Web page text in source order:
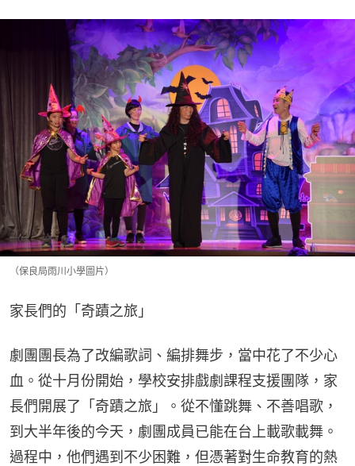
（保良局雨川小學圖片）
家長們的「奇蹟之旅」
劇團團長為了改編歌詞、編排舞步，當中花了不少心
血。從十月份開始，學校安排戲劇課程支援團隊，家
長們開展了「奇蹟之旅」。從不懂跳舞、不善唱歌，
到大半年後的今天，劇團成員已能在台上載歌載舞。
過程中，他們遇到不少困難，但憑著對生命教育的熱